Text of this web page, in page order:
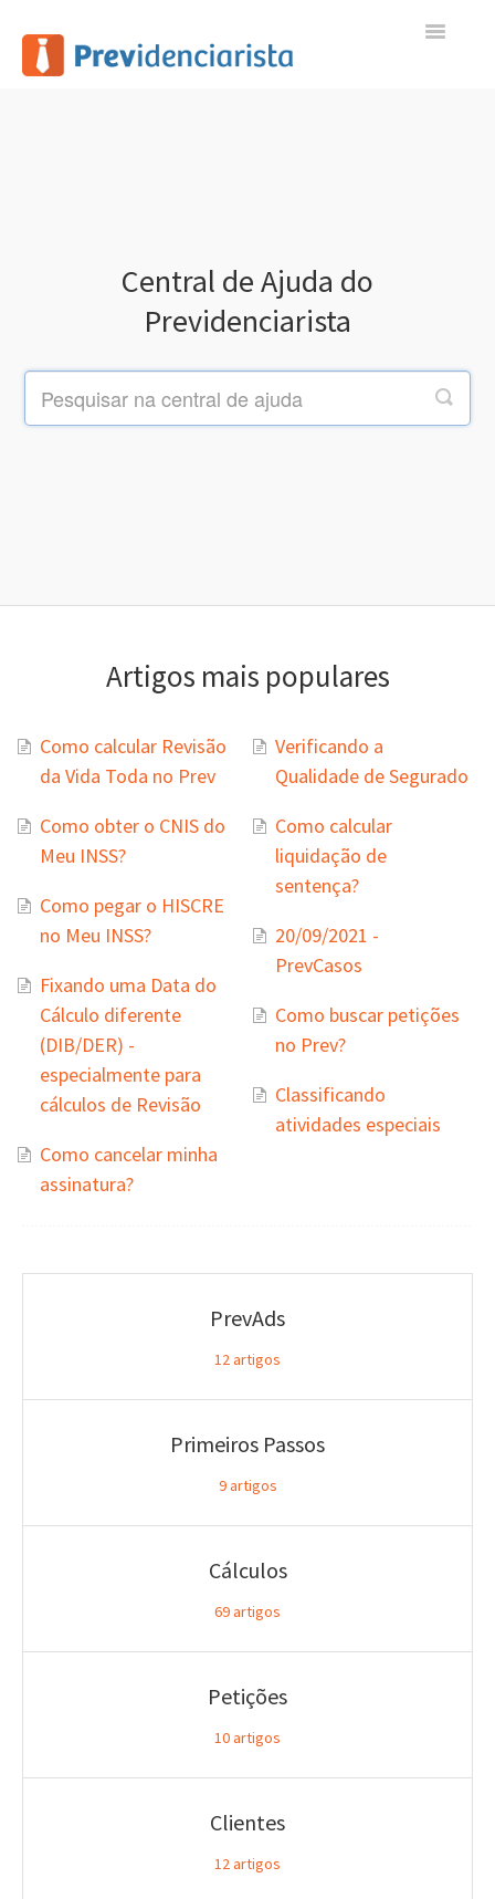
Toggle
Central de Ajuda do
Previdenciarista
Artigos mais populares
Como calcular Revisão
da Vida Toda no Prev
Como obter o CNIS do
Meu INSS?
Como pegar o HISCRE
no Meu INSS?
Fixando uma Data do
Cálculo diferente
(DIB/DER) -
especialmente para
cálculos de Revisão
Como cancelar minha
assinatura?
Verificando a
Qualidade de Segurado
Como calcular
liquidação de
sentença?
20/09/2021 -
PrevCasos
Como buscar petições
no Prev?
Classificando
atividades especiais
PrevAds
12artigos
Primeiros Passos
9artigos
Cálculos
69artigos
Petições
10artigos
Clientes
12artigos